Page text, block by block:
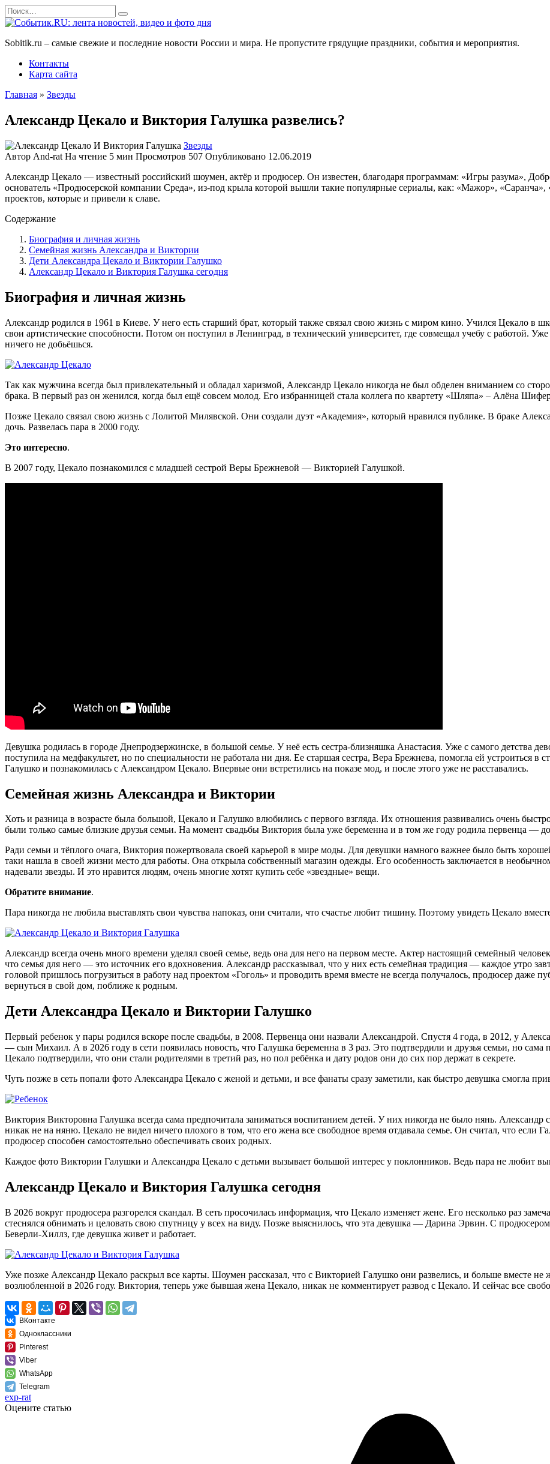
Перейти
к
Search
for:
Sobitik.ru – самые свежие и последние новости России и мира. Не пропустите грядущие праздники, события и мероприятия.
Контакты
Карта сайта
Главная » Звезды
Александр Цекало и Виктория Галушка развелись?
Звезды
Автор And-rat На чтение 5 мин Просмотров 507 Опубликовано 12.06.2019
Александр Цекало — известный российский шоумен, актёр и продюсер. Он известен, благодаря программам: «Игры разума»,
основатель «Продюсерской компании Среда», из-под крыла которой вышли такие популярные сериалы, как: «Мажор»,
проектов, которые и привели к славе.
Содержание
Биография и личная жизнь
Семейная жизнь Александра и Виктории
Дети Александра Цекало и Виктории Галушко
Александр Цекало и Виктория Галушка сегодня
Биография и личная жизнь
Александр родился в 1961 в Киеве. У него есть старший брат, который также связал свою жизнь с миром кино. Учился Цекало в
свои артистические способности. Потом он поступил в Ленинград, в технический университет, где совмещал учебу с работой.
ничего не добьёшься.
Так как мужчина всегда был привлекательный и обладал харизмой, Александр Цекало никогда не был обделен вниманием со
брака. В первый раз он женился, когда был ещё совсем молод. Его избранницей стала коллега по квартету «Шляпа» – Алёна
Позже Цекало связал свою жизнь с Лолитой Милявской. Они создали дуэт «Академия», который нравился публике. В браке
дочь. Развелась пара в 2000 году.
Это интересно.
В 2007 году, Цекало познакомился с младшей сестрой Веры Брежневой — Викторией Галушкой.
Девушка родилась в городе Днепродзержинске, в большой семье. У неё есть сестра-близняшка Анастасия. Уже с самого детства
поступила на медфакультет, но по специальности не работала ни дня. Ее старшая сестра, Вера Брежнева, помогла ей устроиться
Галушко и познакомилась с Александром Цекало. Впервые они встретились на показе мод, и после этого уже не расставались.
Семейная жизнь Александра и Виктории
Хоть и разница в возрасте была большой, Цекало и Галушко влюбились с первого взгляда. Их отношения развивались очень
были только самые близкие друзья семьи. На момент свадьбы Виктория была уже беременна и в том же году родила первенца —
Ради семьи и тёплого очага, Виктория пожертвовала своей карьерой в мире моды. Для девушки намного важнее было быть
таки нашла в своей жизни место для работы. Она открыла собственный магазин одежды. Его особенность заключается в
надевали звезды. И это нравится людям, очень многие хотят купить себе «звездные» вещи.
Обратите внимание.
Пара никогда не любила выставлять свои чувства напоказ, они считали, что счастье любит тишину. Поэтому увидеть Цекало
Александр всегда очень много времени уделял своей семье, ведь она для него на первом месте. Актер настоящий семейный
что семья для него — это источник его вдохновения. Александр рассказывал, что у них есть семейная традиция — каждое утро
головой пришлось погрузиться в работу над проектом «Гоголь» и проводить время вместе не всегда получалось, продюсер даже
вернуться в свой дом, поближе к родным.
Дети Александра Цекало и Виктории Галушко
Первый ребенок у пары родился вскоре после свадьбы, в 2008. Первенца они назвали Александрой. Спустя 4 года, в 2012, у
— сын Михаил. А в 2026 году в сети появилась новость, что Галушка беременна в 3 раз. Это подтвердили и друзья семьи, но
Цекало подтвердили, что они стали родителями в третий раз, но пол ребёнка и дату родов они до сих пор держат в секрете.
Чуть позже в сеть попали фото Александра Цекало с женой и детьми, и все фанаты сразу заметили, как быстро девушка смогла
Виктория Викторовна Галушка всегда сама предпочитала заниматься воспитанием детей. У них никогда не было нянь.
никак не на няню. Цекало не видел ничего плохого в том, что его жена все свободное время отдавала семье. Он считал, что если
продюсер способен самостоятельно обеспечивать своих родных.
Каждое фото Виктории Галушки и Александра Цекало с детьми вызывает большой интерес у поклонников. Ведь пара не любит
Александр Цекало и Виктория Галушка сегодня
В 2026 вокруг продюсера разгорелся скандал. В сеть просочилась информация, что Цекало изменяет жене. Его несколько раз
стеснялся обнимать и целовать свою спутницу у всех на виду. Позже выяснилось, что эта девушка — Дарина Эрвин. С
Беверли-Хиллз, где девушка живет и работает.
Уже позже Александр Цекало раскрыл все карты. Шоумен рассказал, что с Викторией Галушко они развелись, и больше вместе
возлюбленной в 2026 году. Виктория, теперь уже бывшая жена Цекало, никак не комментирует развод с Цекало. И сейчас все
ВКонтакте
Одноклассники
Pinterest
Viber
WhatsApp
Telegram
exp-rat
Оцените статью